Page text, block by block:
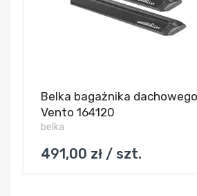
Belka bagażnika
Vento 164120
belka
491,00 zł / szt.